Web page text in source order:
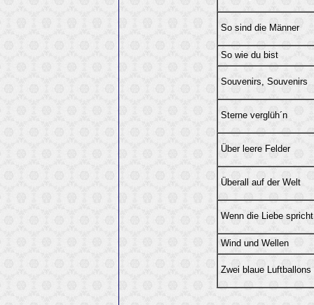
So sind die Männer
So wie du bist
Souvenirs, Souvenirs
Sterne verglüh´n
Über leere Felder
Überall auf der Welt
Wenn die Liebe spricht
Wind und Wellen
Zwei blaue Luftballons